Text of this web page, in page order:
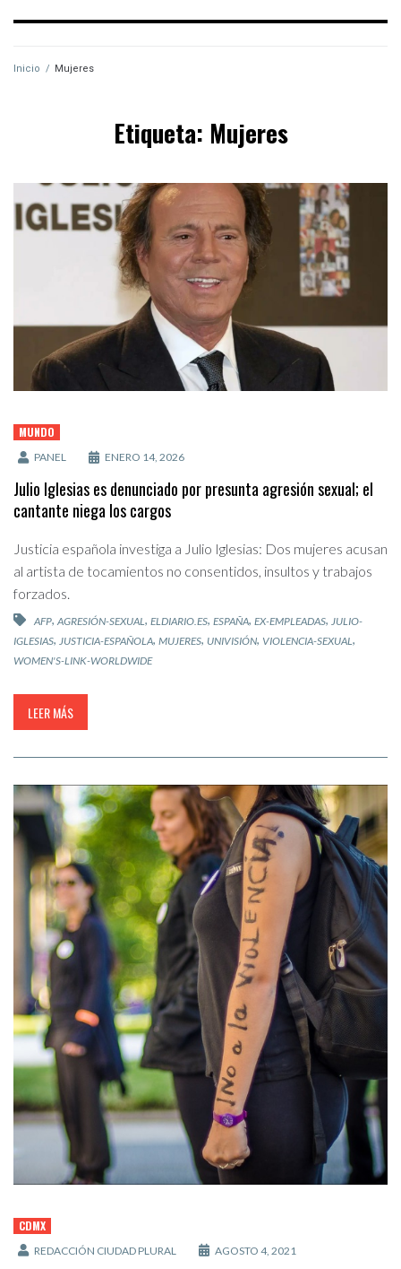
Inicio / Mujeres
Etiqueta: Mujeres
MUNDO
PANEL ENERO 14, 2026
Julio Iglesias es denunciado por presunta agresión sexual; el
cantante niega los cargos
Justicia española investiga a Julio Iglesias: Dos mujeres acusan
al artista de tocamientos no consentidos, insultos y trabajos
forzados.
AFP, AGRESIÓN-SEXUAL, ELDIARIO.ES, ESPAÑA, EX-EMPLEADAS, JULIO-
IGLESIAS, JUSTICIA-ESPAÑOLA, MUJERES, UNIVISIÓN, VIOLENCIA-SEXUAL,
WOMEN'S-LINK-WORLDWIDE
LEER MÁS
CDMX
REDACCIÓN CIUDAD PLURAL AGOSTO 4, 2021